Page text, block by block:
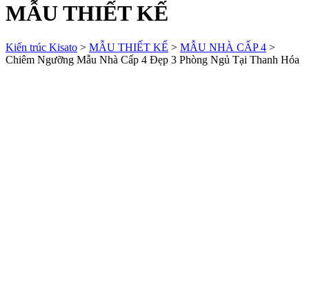
MẪU THIẾT KẾ
Kiến trúc Kisato > MẪU THIẾT KẾ > MẪU NHÀ CẤP 4 >
Chiêm Ngưỡng Mẫu Nhà Cấp 4 Đẹp 3 Phòng Ngủ Tại Thanh Hóa